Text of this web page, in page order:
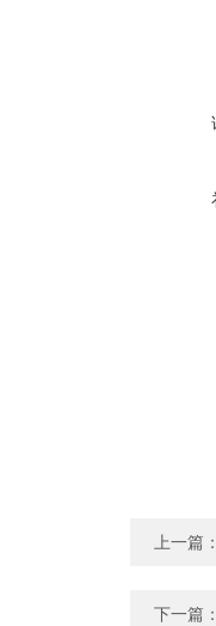
上一篇
下一篇